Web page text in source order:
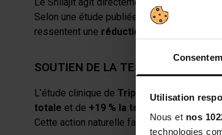
Utilisation
Nous et nos
technologies
Selon une étude publiée surScienceDirect
ressentent une réduction de la fatigue
SOUTIEN DE LA TESTOSTÉRONE
L’étude clinique de Tripathi & Upadhyay
totale et de +19 % la testostérone libre
Cette action naturelle favorise la synthèse